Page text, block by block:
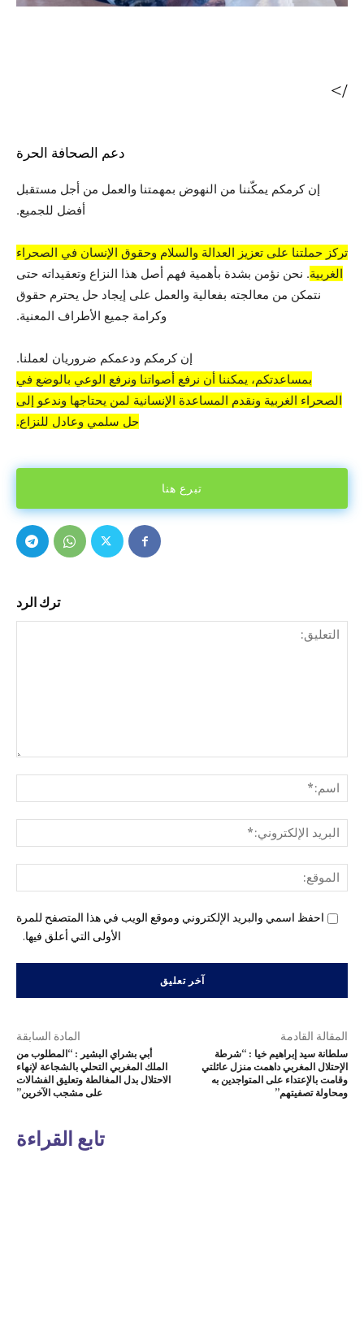
/>
دعم الصحافة الحرة
إن كرمكم يمكّننا من النهوض بمهمتنا والعمل من أجل مستقبل
أفضل للجميع.
تركز حملتنا على تعزيز العدالة والسلام وحقوق الإنسان في الصحراء
الغربية. نحن نؤمن بشدة بأهمية فهم أصل هذا النزاع وتعقيداته حتى
نتمكن من معالجته بفعالية والعمل على إيجاد حل يحترم حقوق
وكرامة جميع الأطراف المعنية.
إن كرمكم ودعمكم ضروريان لعملنا.
بمساعدتكم، يمكننا أن نرفع أصواتنا ونرفع الوعي بالوضع في
الصحراء الغربية ونقدم المساعدة الإنسانية لمن يحتاجها وندعو إلى
حل سلمي وعادل للنزاع.
تبرع هنا
ترك الرد
احفظ اسمي والبريد الإلكتروني وموقع الويب في هذا المتصفح للمرة
الأولى التي أعلق فيها.
المادة السابقة
أبي بشراي البشير : “المطلوب من
الملك المغربي التحلي بالشجاعة لإنهاء
الاحتلال بدل المغالطة وتعليق الفشالات
على مشجب الآخرين”
المقالة القادمة
سلطانة سيد إبراهيم خيا : “شرطة
الإحتلال المغربي داهمت منزل عائلتي
وقامت بالإعتداء على المتواجدين به
ومحاولة تصفيتهم”
تابع القراءة